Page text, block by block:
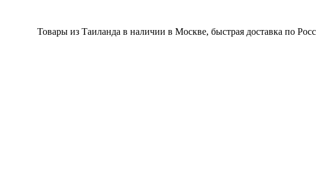
Товары из Таиланда в наличии в Москве, быстрая доставка по